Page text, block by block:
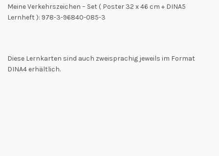
Meine Verkehrszeichen – Set ( Poster 32 x 46 cm + DINA5
Lernheft ): 978-3-96840-085-3
Diese Lernkarten sind auch zweisprachig jeweils im Format
DINA4 erhältlich.